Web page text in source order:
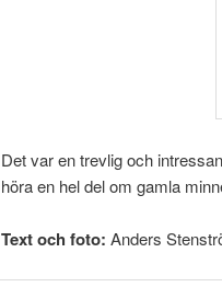
Det var en trevlig och
höra en hel del om gamla
Text och foto: Anders